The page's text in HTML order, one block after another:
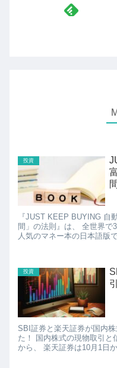
投資
『JUST KEEP BUYING 自
間」の法則』は、 全世界で350万部も売れているといわれている
人気のマネー本の日本語版です。 著者は、データサイ
投資
SBI証券と楽天証券が国内
た！ 国内株式の現物取引と信用取引に関して、SBI証券は9月30日
から、 楽天証券は10月1日から導入されるそうです。 国内のネッ